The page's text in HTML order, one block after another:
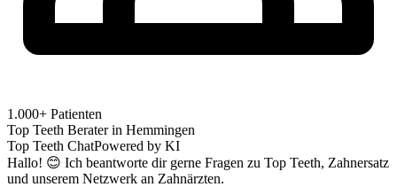
1.000+ Patienten
Top Teeth Berater in Hemmingen
Top Teeth ChatPowered by KI
Hallo! 😊 Ich beantworte dir gerne Fragen zu Top Teeth, Zahnersatz
und unserem Netzwerk an Zahnärzten.